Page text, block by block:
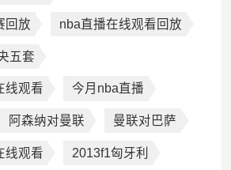
回放 nba直播在线观看回放
五套
线观看 今月nba直播
阿森纳对曼联 曼联对巴萨
线观看 2013f1匈牙利